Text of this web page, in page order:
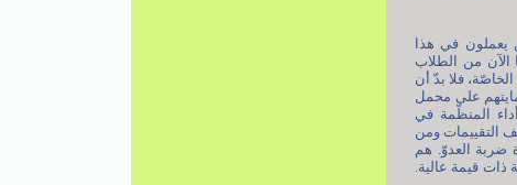
يعملون في هذا
الآن من الطلاب
فلا بدّ أن
على محمل
المنظّمة في
التقييمات ومن
ضربة العدوّ. هم
القوى البشريّة ذات قيمة عالية.